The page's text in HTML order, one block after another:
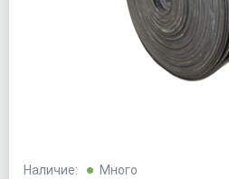
Наличие: Много